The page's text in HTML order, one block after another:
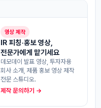
영상 제작
IR 피칭·홍보 영상,
전문가에게 맡기세요
데모데이 발표 영상, 투자자용
회사 소개, 제품 홍보 영상 제작
전문 스튜디오.
제작 문의하기 →